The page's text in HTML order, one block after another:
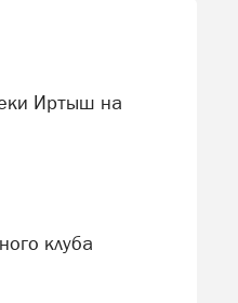
клуба